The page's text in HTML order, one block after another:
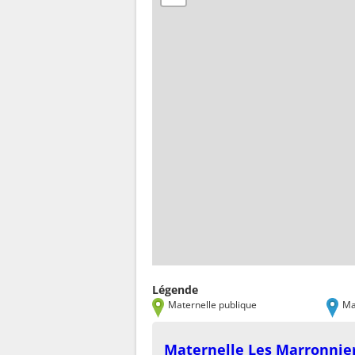
Légende
Maternelle publique
Maternelle Les